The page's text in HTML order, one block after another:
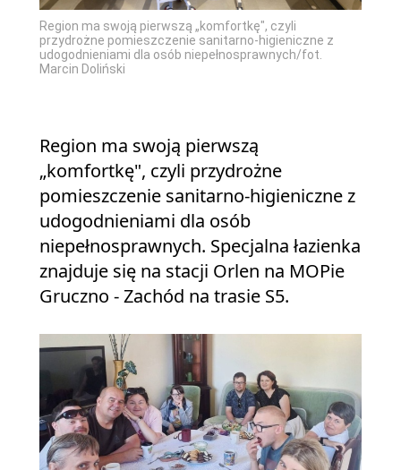
Region ma swoją pierwszą „komfortkę", czyli
przydrożne pomieszczenie sanitarno-higieniczne z
udogodnieniami dla osób niepełnosprawnych/fot.
Marcin Doliński
Region ma swoją pierwszą
„komfortkę", czyli przydrożne
pomieszczenie sanitarno-higieniczne z
udogodnieniami dla osób
niepełnosprawnych. Specjalna łazienka
znajduje się na stacji Orlen na MOPie
Gruczno - Zachód na trasie S5.